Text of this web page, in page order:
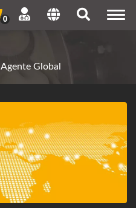
0
Agente Global